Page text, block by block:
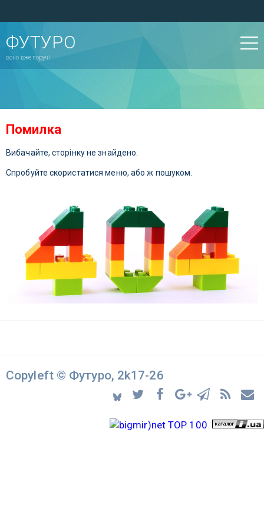
ФУТУРО
воно вже поруч!
Помилка
Вибачайте, сторінку не знайдено.
Спробуйте скористатися меню, або ж пошуком.
Copyleft © Футуро, 2k17-26